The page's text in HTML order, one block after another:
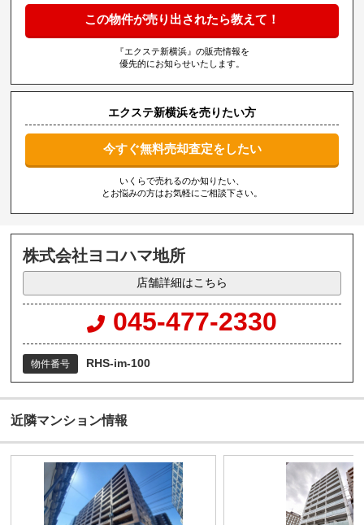
この物件が売り出されたら教えて！
『エクステ新横浜』の販売情報を
優先的にお知らせいたします。
エクステ新横浜を売りたい方
今すぐ無料売却査定をしたい
いくらで売れるのか知りたい、
とお悩みの方はお気軽にご相談下さい。
株式会社ヨコハマ地所
店舗詳細はこちら
045-477-2330
物件番号 RHS-im-100
近隣マンション情報